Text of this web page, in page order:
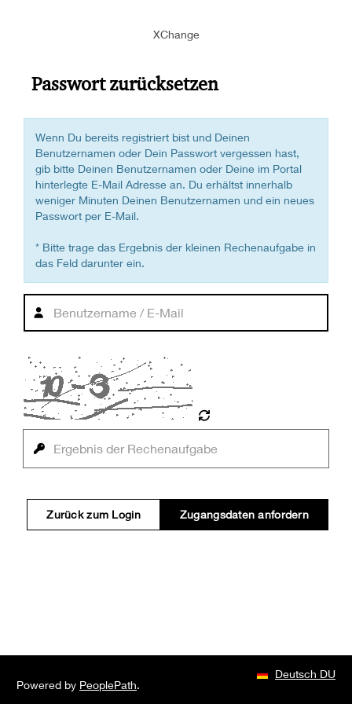
XChange
Passwort zurücksetzen
Wenn Du bereits registriert bist und Deinen
Benutzernamen oder Dein Passwort vergessen hast,
gib bitte Deinen Benutzernamen oder Deine im Portal
hinterlegte E-Mail Adresse an. Du erhältst innerhalb
weniger Minuten Deinen Benutzernamen und ein neues
Passwort per E-Mail.
* Bitte trage das Ergebnis der kleinen Rechenaufgabe in
das Feld darunter ein.
Zugangsdaten anfordern
Zurück zum Login
Deutsch DU
Powered by PeoplePath.